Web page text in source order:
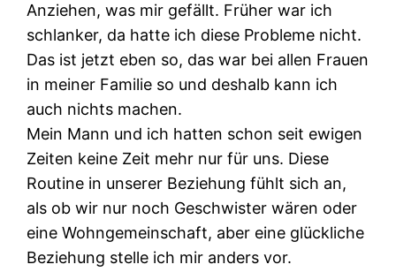
Anziehen, was mir gefällt. Früher war ich
schlanker, da hatte ich diese Probleme nicht.
Das ist jetzt eben so, das war bei allen Frauen
in meiner Familie so und deshalb kann ich
auch nichts machen.
Mein Mann und ich hatten schon seit ewigen
Zeiten keine Zeit mehr nur für uns. Diese
Routine in unserer Beziehung fühlt sich an,
als ob wir nur noch Geschwister wären oder
eine Wohngemeinschaft, aber eine glückliche
Beziehung stelle ich mir anders vor.